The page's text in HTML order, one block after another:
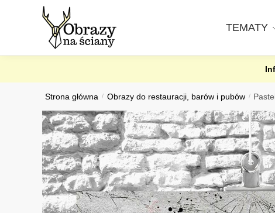
TEMATY
Strona główna / Obrazy do restauracji, barów i pubów /